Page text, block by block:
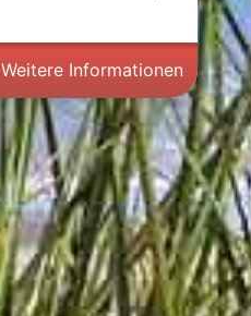
Weitere Informationen